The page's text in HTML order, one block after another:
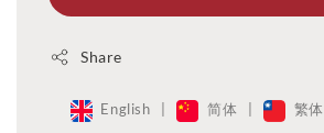
Share
English 简体 繁体